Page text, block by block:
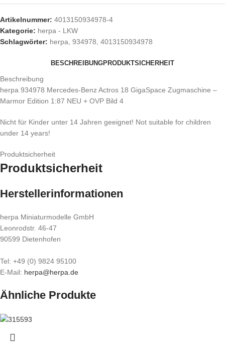
Artikelnummer: 4013150934978-4
Kategorie: herpa - LKW
Schlagwörter: herpa, 934978, 4013150934978
BESCHREIBUNGPRODUKTSICHERHEIT
Beschreibung
herpa 934978 Mercedes-Benz Actros 18 GigaSpace Zugmaschine –
Marmor Edition 1:87 NEU + OVP Bild 4
Nicht für Kinder unter 14 Jahren geeignet! Not suitable for children
under 14 years!
Produktsicherheit
Produktsicherheit
Herstellerinformationen
herpa Miniaturmodelle GmbH
Leonrodstr. 46-47
90599 Dietenhofen
Tel: +49 (0) 9824 95100
E-Mail: herpa@herpa.de
Ähnliche Produkte